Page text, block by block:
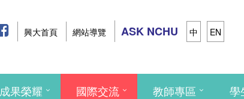
興大首頁 網站導覽 ASK NCHU 中 EN
成果榮耀 國際交流 教師專區 學